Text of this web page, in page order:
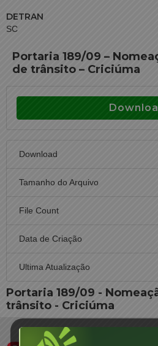
DETRAN
SC
Portaria 189/09 –
de trânsito – Criciúma
Download
Tamanho do Arquivo
File Count
Data de Criação
Ultima Atualização
Portaria 189/09 -
trânsito - Criciúma